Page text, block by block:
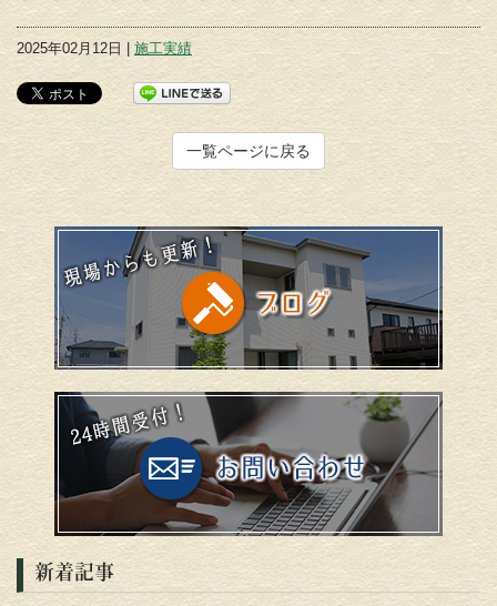
2025年02月12日 | 施工実績
一覧ページに戻る
新着記事